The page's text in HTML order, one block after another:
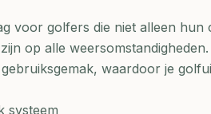
voor golfers die niet alleen
op alle
waardoor je
systeem